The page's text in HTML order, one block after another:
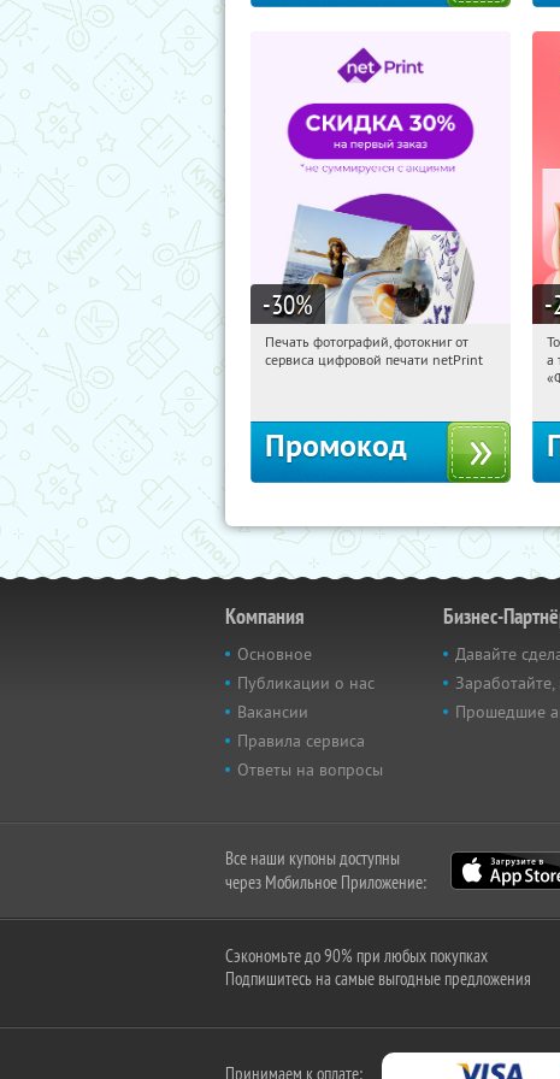
-30%
05:20:52 Получили:
Печать фотографий, фотокниг от
сервиса цифровой печати netPrint
Промокод
-
а
Компания
Основное
Публикации о нас
Вакансии
Правила сервиса
Ответы на вопросы
Бизнес-
Давайте
Прошедшие
Все наши купоны доступны
через Мобильное Приложение:
Сэкономьте до 90% при любых покупках
Подпишитесь на самые выгодные предложения
Принимаем к оплате: